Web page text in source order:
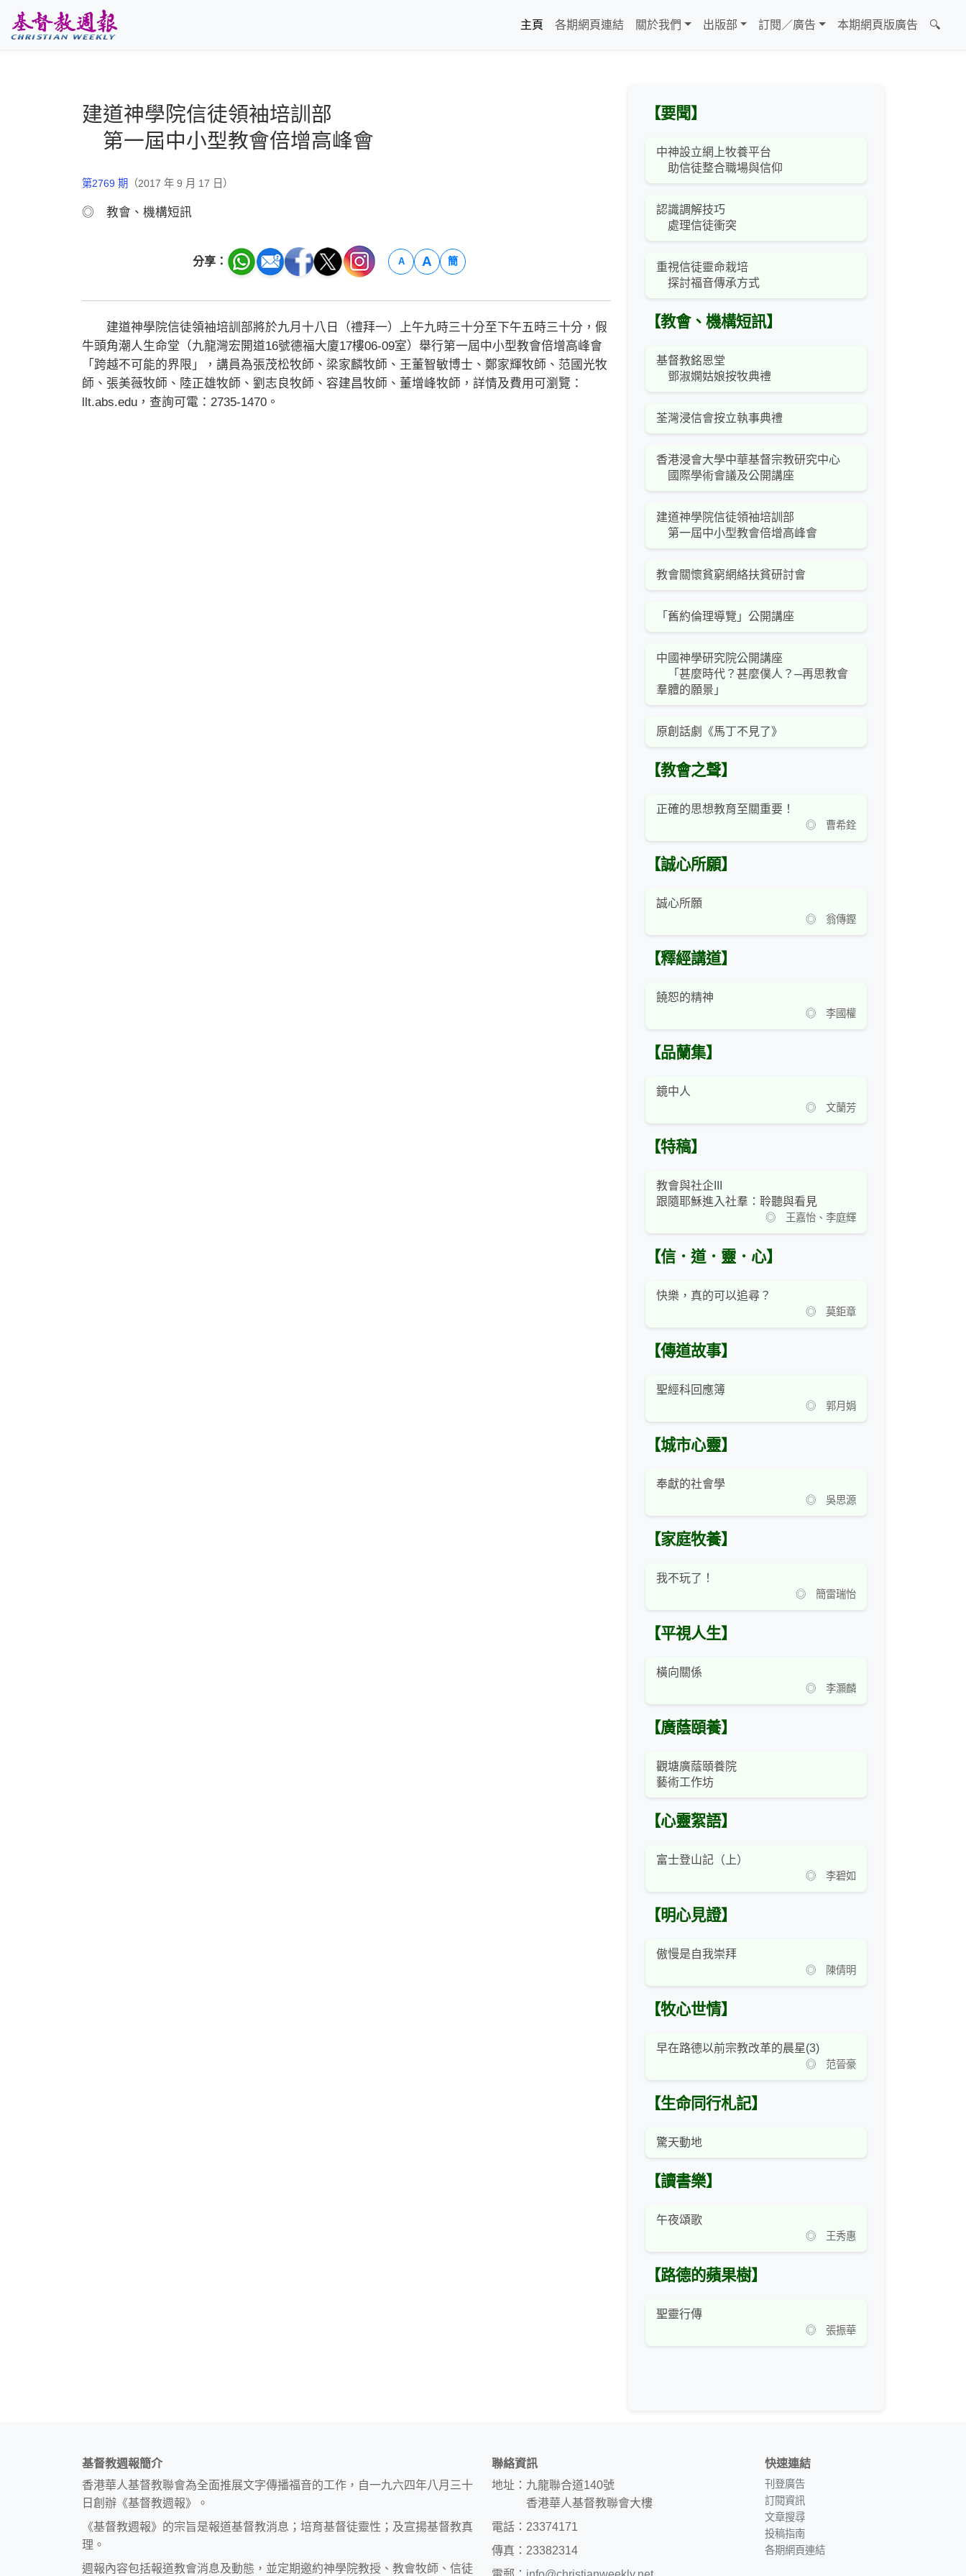
主頁
各期網頁連結 關於我們 出版部 訂閱／廣告 本期網頁版廣告 🔍
建道神學院信徒領袖培訓部
第一屆中小型教會倍增高峰會
第2769 期 （2017 年 9 月 17 日）
◎ 教會、機構短訊
分享： A A 簡
建道神學院信徒領袖培訓部將於九月十八日（禮拜一）上午九時三十分至下午五時三十分，假
牛頭角潮人生命堂（九龍灣宏開道16號德福大廈17樓06-09室）舉行第一屆中小型教會倍增高峰會
「跨越不可能的界限」，講員為張茂松牧師、梁家麟牧師、王董智敏博士、鄭家輝牧師、范國光牧
師、張美薇牧師、陸正雄牧師、劉志良牧師、容建昌牧師、董增峰牧師，詳情及費用可瀏覽：
llt.abs.edu，查詢可電：2735-1470。
【要聞】
中神設立網上牧養平台
助信徒整合職場與信仰
認識調解技巧
處理信徒衝突
重視信徒靈命栽培
探討福音傳承方式
【教會、機構短訊】
基督教銘恩堂
鄧淑嫻姑娘按牧典禮
荃灣浸信會按立執事典禮
香港浸會大學中華基督宗教研究中心
國際學術會議及公開講座
建道神學院信徒領袖培訓部
第一屆中小型教會倍增高峰會
教會關懷貧窮網絡扶貧研討會
「舊約倫理導覽」公開講座
中國神學研究院公開講座
「甚麼時代？甚麼僕人？─再思教會
羣體的願景」
原創話劇《馬丁不見了》
【教會之聲】
正確的思想教育至關重要！
◎ 曹希銓
【誠心所願】
誠心所願
◎ 翁傳鏗
【釋經講道】
饒恕的精神
◎ 李國權
【品蘭集】
鏡中人
◎ 文蘭芳
【特稿】
教會與社企III
跟隨耶穌進入社羣：聆聽與看見
◎ 王嘉怡、李庭輝
【信．道．靈．心】
快樂，真的可以追尋？
◎ 莫鉅章
【傳道故事】
聖經科回應簿
◎ 郭月娟
【城市心靈】
奉獻的社會學
◎ 吳思源
【家庭牧養】
我不玩了！
◎ 簡雷瑞怡
【平視人生】
橫向關係
◎ 李灝麟
【廣蔭頤養】
觀塘廣蔭頤養院
藝術工作坊
【心靈絮語】
富士登山記（上）
◎ 李碧如
【明心見證】
傲慢是自我崇拜
◎ 陳倩明
【牧心世情】
早在路德以前宗教改革的晨星(3)
◎ 范晉豪
【生命同行札記】
驚天動地
【讀書樂】
午夜頌歌
◎ 王秀惠
【路德的蘋果樹】
聖靈行傳
◎ 張振華
基督教週報簡介
香港華人基督教聯會為全面推展文字傳播福音的工作，自一九六四年八月三十
日創辦《基督教週報》。
《基督教週報》的宗旨是報道基督教消息；培育基督徒靈性；及宣揚基督教真
理。
週報內容包括報道教會消息及動態，並定期邀約神學院教授、教會牧師、信徒
聯絡資訊
地址：九龍聯合道140號
香港華人基督教聯會大樓
電話：23374171
傳真：23382314
快速連結
刊登廣告
訂閱資訊
文章搜尋
投稿指南
各期網頁連結